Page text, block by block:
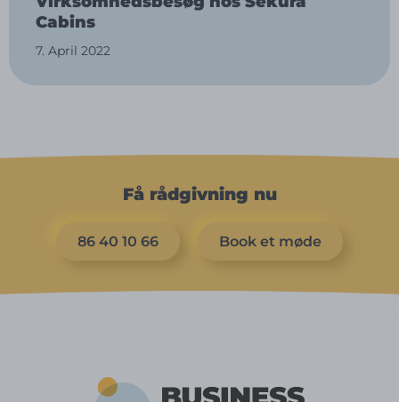
Cabins
7. April 2022
Få rådgivning nu
86 40 10 66 Book et møde